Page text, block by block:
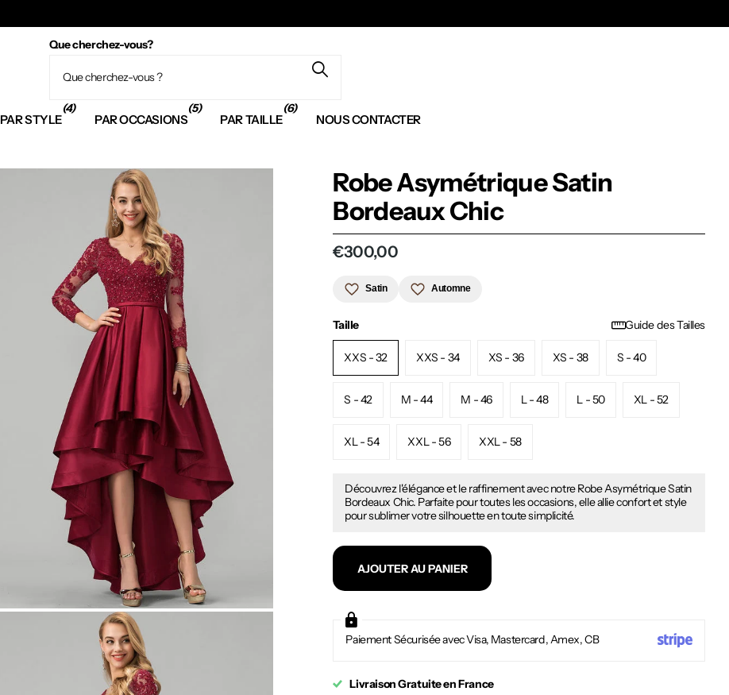
Que cherchez-vous?
PAR STYLE
(4)
PAR OCCASIONS
(5)
PAR TAILLE
(6)
NOUS CONTACTER
Robe Asymétrique Satin
Bordeaux Chic
€300,00
Satin Automne
Taille Guide des Tailles
XXS - 32 XXS - 34 XS - 36 XS - 38 S - 40
S - 42 M - 44 M - 46 L - 48 L - 50 XL - 52
XL - 54 XXL - 56 XXL - 58
Découvrez l'élégance et le raffinement avec notre Robe Asymétrique Satin
Bordeaux Chic. Parfaite pour toutes les occasions, elle allie confort et style
pour sublimer votre silhouette en toute simplicité.
AJOUTER AU PANIER
Paiement Sécurisée avec Visa, Mastercard, Amex, CB
Livraison Gratuite en France